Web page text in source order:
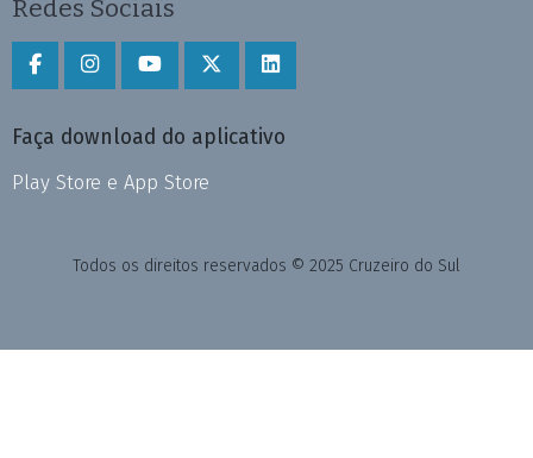
Redes Sociais
Faça download do aplicativo
Play Store e App Store
Todos os direitos reservados © 2025 Cruzeiro do Sul